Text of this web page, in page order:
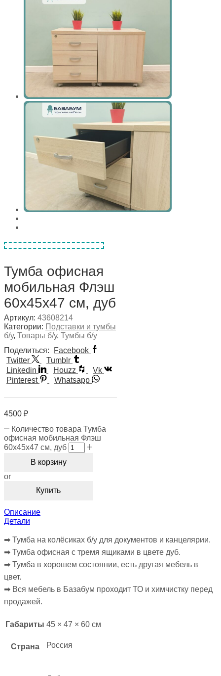
Тумба офисная
мобильная Флэш
60х45х47 см, дуб
Артикул: 43608214
Категории: Подставки и тумбы
б/у, Товары б/у, Тумбы б/у
Поделиться:
Facebook
Twitter
Tumblr
Linkedin
Houzz
Vk
Pinterest
Whatsapp
4500 ₽
Количество товара Тумба
офисная мобильная Флэш
60х45х47 см, дуб
В корзину
or
Купить
Описание
Детали
➡︎ Тумба на колёсиках б/у для документов и канцелярии.
➡︎ Тумба офисная с тремя ящиками в цвете дуб.
➡︎ Тумба в хорошем состоянии, есть другая мебель в
цвет.
➡︎ Вся мебель в Базабум проходит ТО и химчистку перед
продажей.
Габариты 45 × 47 × 60 см
Страна Россия